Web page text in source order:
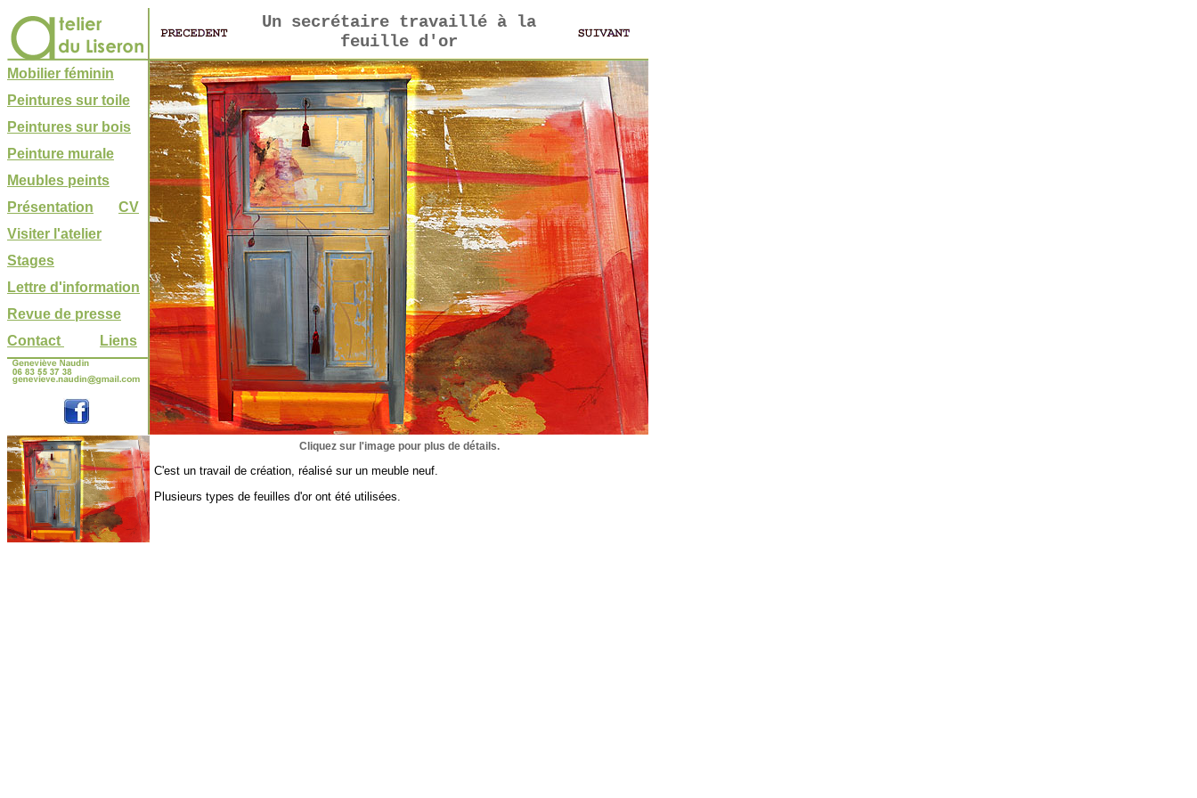
Un secrétaire travaillé à la
feuille d'or
Mobilier féminin
Peintures sur toile
Peintures sur bois
Peinture murale
Meubles peints
Présentation
CV
Visiter l'atelier
Stages
Lettre d'information
Revue de presse
Contact
Liens
Cliquez sur l'image pour plus de détails.
C'est un travail de création, réalisé sur un meuble neuf.
Plusieurs types de feuilles d'or ont été utilisées.